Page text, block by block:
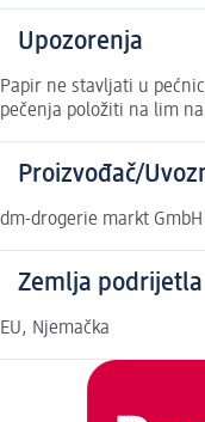
Upozorenja
Papir ne stavljati u
pečenja položiti na lim
Proizvođač/
dm-drogerie markt
Zemlja podrijetla
EU, Njemačka